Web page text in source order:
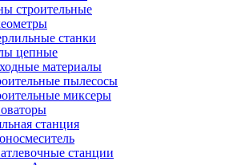
строительные
станки
цепные
материалы
пылесосы
миксеры
станция
станции